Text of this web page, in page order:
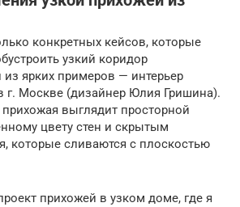
конкретных кейсов, которые
узкий коридор
ярких примеров — интерьер
г. Москве (дизайнер Юлия Гришина).
выглядит просторной
цвету стен и скрытым
которые сливаются с плоскостью
прихожей в узком доме, где я